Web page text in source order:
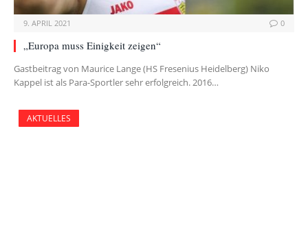
9. APRIL 2021 0
„Europa muss Einigkeit zeigen“
Gastbeitrag von Maurice Lange (HS Fresenius Heidelberg) Niko
Kappel ist als Para-Sportler sehr erfolgreich. 2016…
AKTUELLES